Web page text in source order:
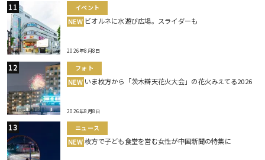
イベント
NEW ビオルネに水遊び広場。スライダーも
2026年8月8日
フォト
NEW いま枚方から「茨木辯天花火大会」の花火みえてる2026
2026年8月8日
ニュース
NEW 枚方で子ども食堂を営む女性が中国新聞の特集に